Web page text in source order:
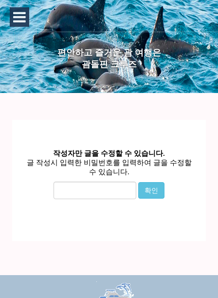
편안하고 즐거운 괌 여행은
괌돌핀 크루즈
작성자만 글을 수정할 수 있습니다.
글 작성시 입력한 비밀번호를 입력하여 글을 수정할
수 있습니다.